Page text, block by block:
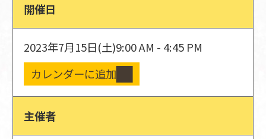
開催日
2023年7月15日(土)9:00 AM - 4:45 PM
カレンダーに追加
主催者